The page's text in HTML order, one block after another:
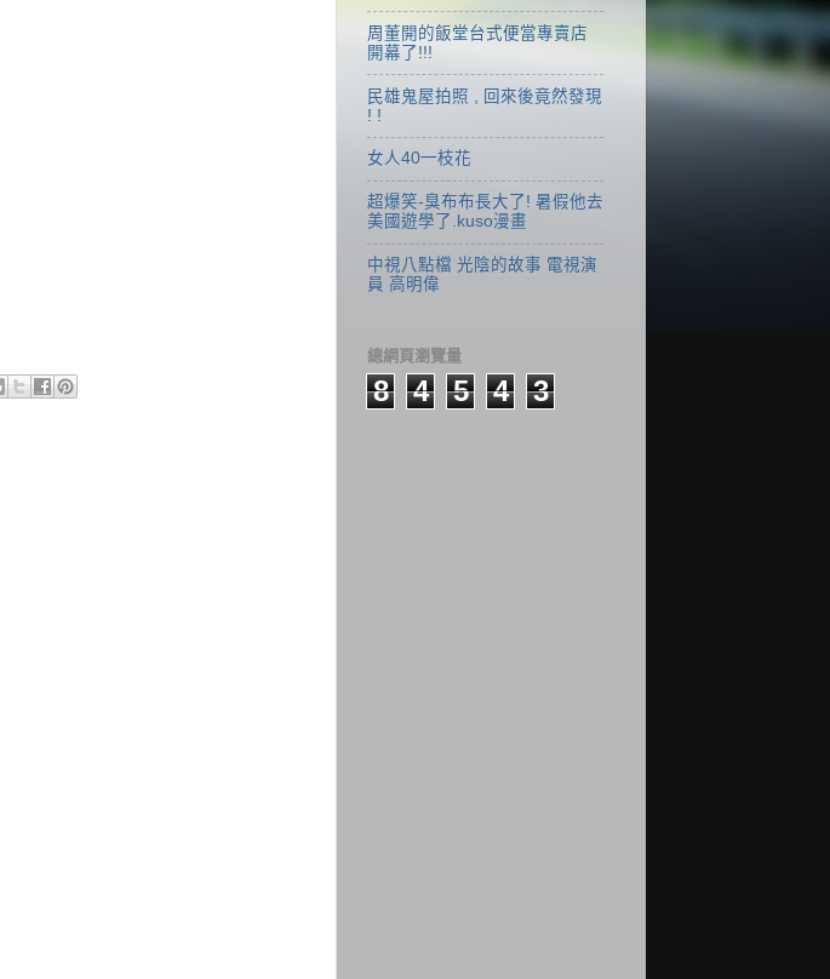
周董開的飯堂台式便當專賣店
開幕了!!!
民雄鬼屋拍照 , 回來後竟然發現
! !
女人40一枝花
超爆笑-臭布布長大了! 暑假他去
美國遊學了.kuso漫畫
中視八點檔 光陰的故事 電視演
員 高明偉
總網頁瀏覽量
8 4 5 4 3